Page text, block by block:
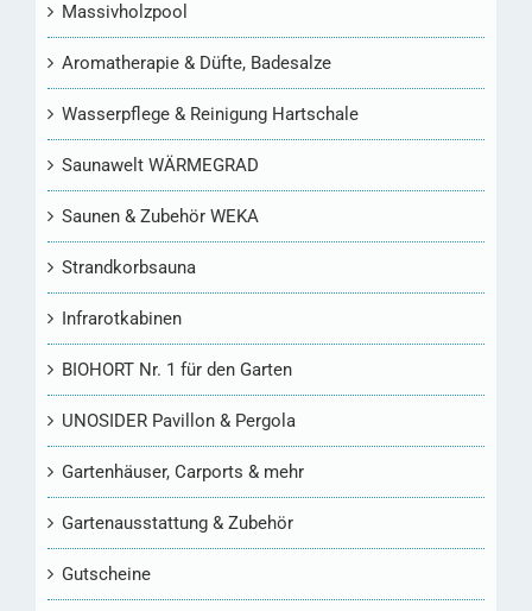
Massivholzpool
Aromatherapie & Düfte, Badesalze
Wasserpflege & Reinigung Hartschale
Saunawelt WÄRMEGRAD
Saunen & Zubehör WEKA
Strandkorbsauna
Infrarotkabinen
BIOHORT Nr. 1 für den Garten
UNOSIDER Pavillon & Pergola
Gartenhäuser, Carports & mehr
Gartenausstattung & Zubehör
Gutscheine